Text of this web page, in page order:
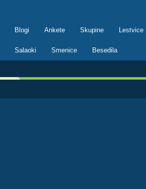
Blogi Ankete Skupine Lestvice
Salaoki Smenice Besedila